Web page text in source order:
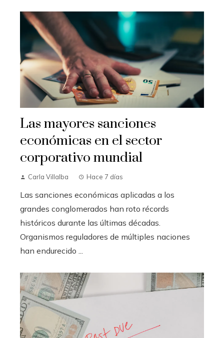
Las mayores sanciones
económicas en el sector
corporativo mundial
Carla Villalba Hace 7 días
Las sanciones económicas aplicadas a los
grandes conglomerados han roto récords
históricos durante las últimas décadas.
Organismos reguladores de múltiples naciones
han endurecido ...